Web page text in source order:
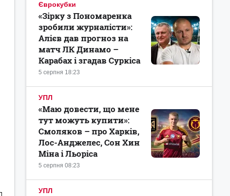
Єврокубки
5 серпня 18:23
«Зірку з Пономаренка
зробили журналісти»:
Алієв дав прогноз на
матч ЛК Динамо –
Карабах і згадав Суркіса
УПЛ
5 серпня 08:23
«Маю довести, що мене
тут можуть купити»:
Смоляков – про Харків,
Лос-Анджелес, Сон Хин
Міна і Льоріса
УПЛ